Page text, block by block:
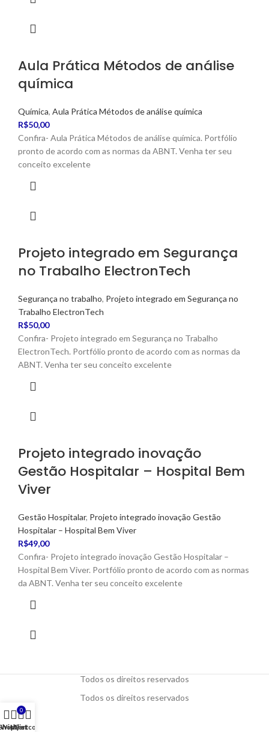
Aula Prática Métodos de análise
química
Química, Aula Prática Métodos de análise química
R$50,00
Confira- Aula Prática Métodos de análise química. Portfólio
pronto de acordo com as normas da ABNT. Venha ter seu
conceito excelente
Projeto integrado em Segurança
no Trabalho ElectronTech
Segurança no trabalho, Projeto integrado em Segurança no
Trabalho ElectronTech
R$50,00
Confira- Projeto integrado em Segurança no Trabalho
ElectronTech. Portfólio pronto de acordo com as normas da
ABNT. Venha ter seu conceito excelente
Projeto integrado inovação
Gestão Hospitalar – Hospital Bem
Viver
Gestão Hospitalar, Projeto integrado inovação Gestão
Hospitalar – Hospital Bem Viver
R$49,00
Confira- Projeto integrado inovação Gestão Hospitalar –
Hospital Bem Viver. Portfólio pronto de acordo com as normas
da ABNT. Venha ter seu conceito excelente
Todos os direitos reservados
Todos os direitos reservados
Wishlist
0
Cart
My account